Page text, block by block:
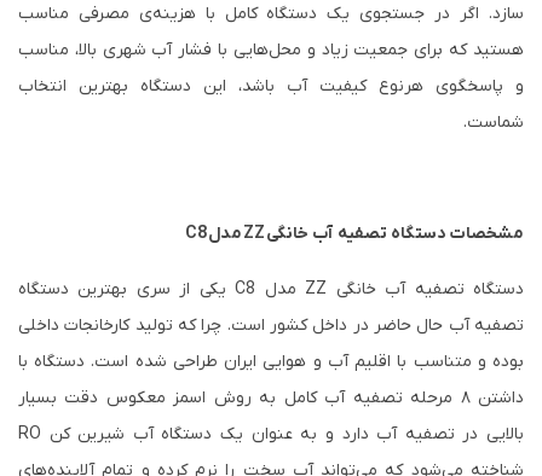
سازد. اگر در جستجوی یک دستگاه کامل با هزینه‌ی مصرفی مناسب
هستید که برای جمعیت زیاد و محل‌هایی با فشار آب شهری بالا، مناسب
و پاسخگوی هرنوع کیفیت آب باشد، این دستگاه بهترین انتخاب
شماست.
مشخصات دستگاه تصفیه آب خانگیZZمدلC8
دستگاه تصفیه آب خانگی ZZ مدل C8یکی از سری بهترین دستگاه‌
تصفیه آب حال حاضر در داخل کشور است. چرا که تولید کارخانجات داخلی
بوده و متناسب با اقلیم آب و هوایی ایران طراحی شده است. دستگاه با
داشتن ۸ مرحله تصفیه آب کامل به روش اسمز معکوس دقت بسیار
بالایی در تصفیه آب دارد و به عنوان یک دستگاه آب شیرین کن RO
شناخته می‌شود که می‌تواند آب سخت را نرم کرده و تمام آلاینده‌های